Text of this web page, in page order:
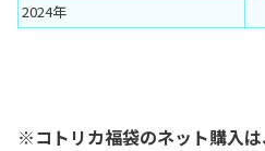
2024年
※コトリカ福袋のネット購入